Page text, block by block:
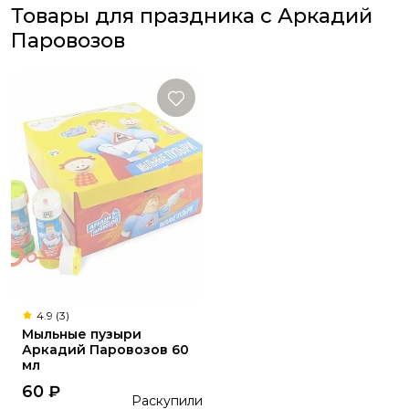
Товары для праздника с Аркадий
Паровозов
4.9 (3)
Мыльные пузыри
Аркадий Паровозов 60
мл
60 ₽ Раскупили